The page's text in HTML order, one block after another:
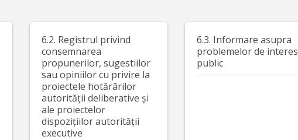
6.2. Registrul privind
consemnarea
propunerilor, sugestiilor
sau opiniilor cu privire la
proiectele hotărârilor
autorității deliberative și
ale proiectelor
dispozițiilor autorității
executive
6.3. Informare asupra
problemelor de interes
public